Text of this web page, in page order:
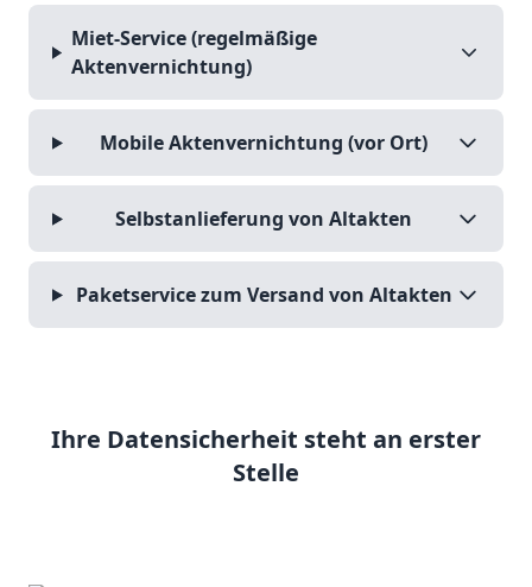
Miet-Service (regelmäßige
Aktenvernichtung)
Mobile Aktenvernichtung (vor Ort)
Selbstanlieferung von Altakten
Paketservice zum Versand von Altakten
Ihre Datensicherheit steht an erster
Stelle